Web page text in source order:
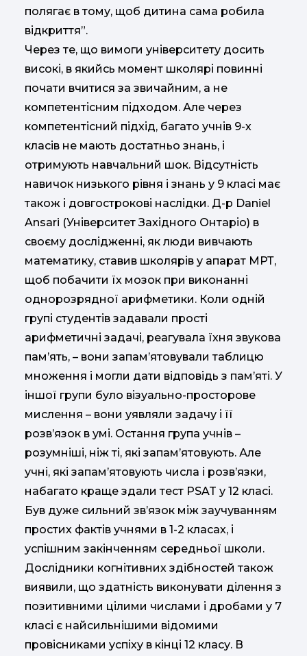
полягає в тому, щоб дитина сама робила
відкриття”.
Через те, що вимоги університету досить
високі, в якийсь момент школярі повинні
почати вчитися за звичайним, а не
компетентісним підходом. Але через
компетентісний підхід, багато учнів 9-х
класів не мають достатньо знань, і
отримують навчальний шок. Відсутність
навичок низького рівня і знань у 9 класі має
також і довгострокові наслідки. Д-р Daniel
Ansari (Університет Західного Онтаріо) в
своєму дослідженні, як люди вивчають
математику, ставив школярів у апарат МРТ,
щоб побачити їх мозок при виконанні
однорозрядної арифметики. Коли одній
групі студентів задавали прості
арифметичні задачі, реагувала їхня звукова
пам’ять, – вони запам’ятовували таблицю
множення і могли дати відповідь з пам’яті. У
іншої групи було візуально-просторове
мислення – вони уявляли задачу і її
розв’язок в умі. Остання група учнів –
розумніші, ніж ті, які запам’ятовують. Але
учні, які запам’ятовують числа і розв’язки,
набагато краще здали тест PSAT у 12 класі.
Був дуже сильний зв’язок між заучуванням
простих фактів учнями в 1-2 класах, і
успішним закінченням середньої школи.
Дослідники когнітивних здібностей також
виявили, що здатність виконувати ділення з
позитивними цілими числами і дробами у 7
класі є найсильнішими відомими
провісниками успіху в кінці 12 класу. В